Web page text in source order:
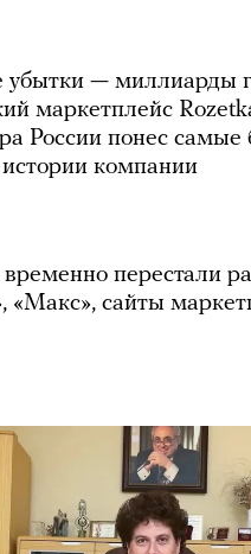
— миллиарды
маркетплейс
России понес самые
компании
перестали
«Макс», сайты